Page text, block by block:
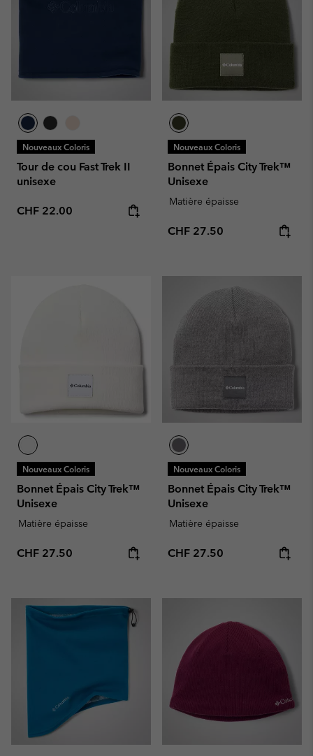
Nouveaux Coloris
Tour de cou Fast Trek II
unisexe
Regular price:
CHF 22.00
Nouveaux Coloris
Bonnet Épais City Trek™
Unisexe
Matière épaisse
Regular price:
CHF 27.50
Nouveaux Coloris
Bonnet Épais City Trek™
Unisexe
Matière épaisse
Regular price:
CHF 27.50
Nouveaux Coloris
Bonnet Épais City Trek™
Unisexe
Matière épaisse
Regular price:
CHF 27.50